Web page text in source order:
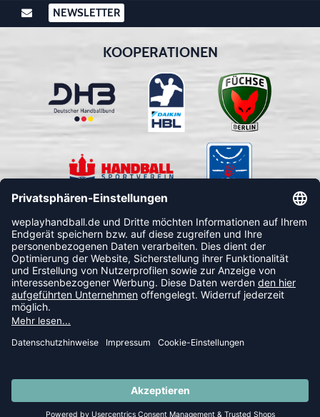
NEWSLETTER
KOOPERATIONEN
FOLLOW US